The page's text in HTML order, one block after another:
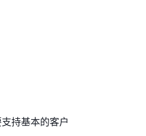
持基本的客户